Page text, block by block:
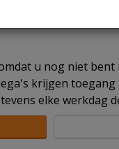
u nog niet
krijgen
elke werkdag